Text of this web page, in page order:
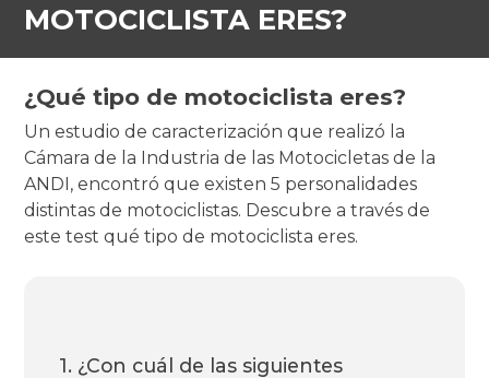
MOTOCICLISTA ERES?
¿Qué tipo de motociclista eres?
Un estudio de caracterización que realizó la
Cámara de la Industria de las Motocicletas de la
ANDI, encontró que existen 5 personalidades
distintas de motociclistas. Descubre a través de
este test qué tipo de motociclista eres.
1. ¿Con cuál de las siguientes